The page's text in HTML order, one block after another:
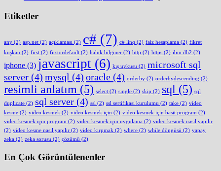
Etiketler
any (2) asp.net (2) açıklaması (2) c# (7) c# linq (2) faiz hesaplama (2) fikret
kuşkan (2) first (2) firstordefault (2) haluk bilginer (2) http (2) https (2) ibm db2 (2)
iphone (3) javascript (6) kış uykusu (2) microsoft sql
server (4) mysql (4) oracle (4) orderby (2) orderbydescending (2)
resimli anlatım (5) select (2) single (2) skip (2) sql (5) sql
duplicate (2) sql server (4) ssl (2) ssl sertifikası kurulumu (2) take (2) video
kesme (2) video kesmek (2) video kesmek için (2) video kesmek için basit program (2)
video kesmek için program (2) video kesmek için uygulama (2) video kesmek nasıl yapılır
(2) video kesme nasıl yapılır (2) video kırpmak (2) where (2) while döngüsü (2) yapay
zeka (2) zeka sorusu (2) çözümü (2)
En Çok Görüntülenenler